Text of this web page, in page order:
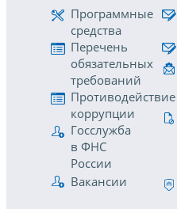
Программные
средства
Перечень
обязательных
требований
Противодействие
коррупции
Госслужба
в ФНС
России
Вакансии